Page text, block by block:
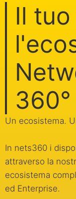
Il
360°
Un ecosistema.
In nets360 i
attraverso la
ecosistema
ed Enterprise.